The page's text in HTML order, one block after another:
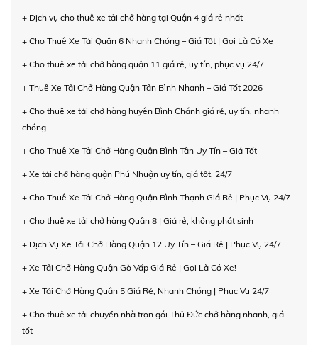
+ Dịch vụ cho thuê xe tải chở hàng tại Quận 4 giá rẻ nhất
+ Cho Thuê Xe Tải Quận 6 Nhanh Chóng – Giá Tốt | Gọi Là Có Xe
+ Cho thuê xe tải chở hàng quận 11 giá rẻ, uy tín, phục vụ 24/7
+ Thuê Xe Tải Chở Hàng Quận Tân Bình Nhanh – Giá Tốt 2026
+ Cho thuê xe tải chở hàng huyện Bình Chánh giá rẻ, uy tín, nhanh
chóng
+ Cho Thuê Xe Tải Chở Hàng Quận Bình Tân Uy Tín – Giá Tốt
+ Xe tải chở hàng quận Phú Nhuận uy tín, giá tốt, 24/7
+ Cho Thuê Xe Tải Chở Hàng Quận Bình Thạnh Giá Rẻ | Phục Vụ 24/7
+ Cho thuê xe tải chở hàng Quận 8 | Giá rẻ, không phát sinh
+ Dịch Vụ Xe Tải Chở Hàng Quận 12 Uy Tín – Giá Rẻ | Phục Vụ 24/7
+ Xe Tải Chở Hàng Quận Gò Vấp Giá Rẻ | Gọi Là Có Xe!
+ Xe Tải Chở Hàng Quận 5 Giá Rẻ, Nhanh Chóng | Phục Vụ 24/7
+ Cho thuê xe tải chuyển nhà trọn gói Thủ Đức chở hàng nhanh, giá
tốt